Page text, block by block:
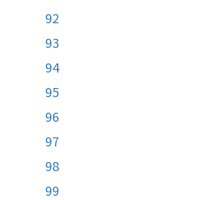
92
93
94
95
96
97
98
99